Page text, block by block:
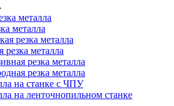
металла
металла
резка металла
резка металла
резка металла
резка металла
на станке с ЧПУ
на ленточнопильном станке